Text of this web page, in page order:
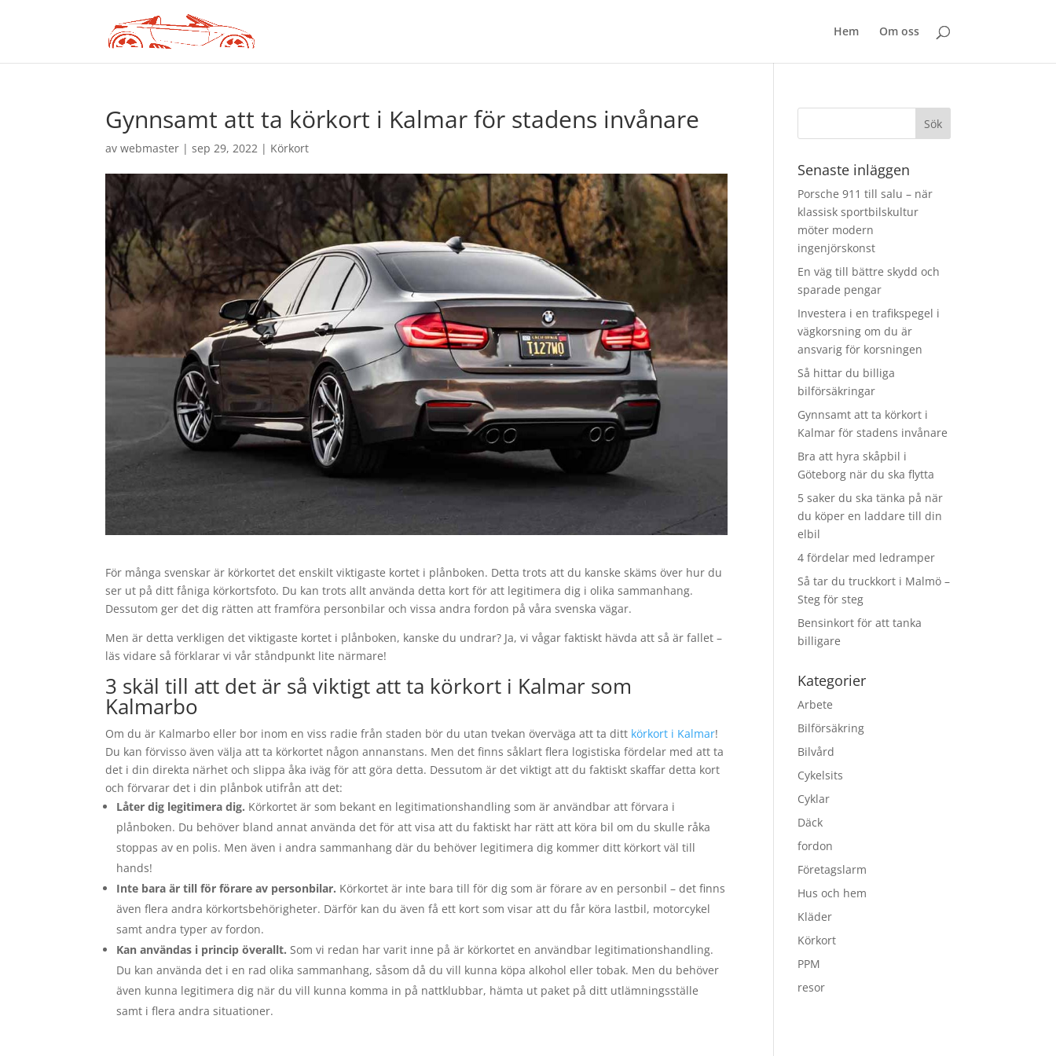
Hem Om oss
Gynnsamt att ta körkort i Kalmar för stadens invånare
avwebmaster |sep 29, 2022 | Körkort
För många svenskar är körkortet det enskilt viktigaste kortet i plånboken. Detta trots att du kanske skäms över hur du
ser ut på ditt fåniga körkortsfoto. Du kan trots allt använda detta kort för att legitimera dig i olika sammanhang.
Dessutom ger det dig rätten att framföra personbilar och vissa andra fordon på våra svenska vägar.
Men är detta verkligen det viktigaste kortet i plånboken, kanske du undrar? Ja, vi vågar faktiskt hävda att så är fallet –
läs vidare så förklarar vi vår ståndpunkt lite närmare!
3 skäl till att det är så viktigt att ta körkort i Kalmar som
Kalmarbo
Om du är Kalmarbo eller bor inom en viss radie från staden bör du utan tvekan överväga att ta ditt körkort i Kalmar!
Du kan förvisso även välja att ta körkortet någon annanstans. Men det finns såklart flera logistiska fördelar med att ta
det i din direkta närhet och slippa åka iväg för att göra detta. Dessutom är det viktigt att du faktiskt skaffar detta kort
och förvarar det i din plånbok utifrån att det:
Låter dig legitimera dig. Körkortet är som bekant en legitimationshandling som är användbar att förvara i
plånboken. Du behöver bland annat använda det för att visa att du faktiskt har rätt att köra bil om du skulle råka
stoppas av en polis. Men även i andra sammanhang där du behöver legitimera dig kommer ditt körkort väl till
hands!
Inte bara är till för förare av personbilar. Körkortet är inte bara till för dig som är förare av en personbil – det finns
även flera andra körkortsbehörigheter. Därför kan du även få ett kort som visar att du får köra lastbil, motorcykel
samt andra typer av fordon.
Kan användas i princip överallt. Som vi redan har varit inne på är körkortet en användbar legitimationshandling.
Du kan använda det i en rad olika sammanhang, såsom då du vill kunna köpa alkohol eller tobak. Men du behöver
även kunna legitimera dig när du vill kunna komma in på nattklubbar, hämta ut paket på ditt utlämningsställe
samt i flera andra situationer.
Senaste inläggen
Porsche 911 till salu – när
klassisk sportbilskultur
möter modern
ingenjörskonst
En väg till bättre skydd och
sparade pengar
Investera i en trafikspegel i
vägkorsning om du är
ansvarig för korsningen
Så hittar du billiga
bilförsäkringar
Gynnsamt att ta körkort i
Kalmar för stadens invånare
Bra att hyra skåpbil i
Göteborg när du ska flytta
5 saker du ska tänka på när
du köper en laddare till din
elbil
4 fördelar med ledramper
Så tar du truckkort i Malmö –
Steg för steg
Bensinkort för att tanka
billigare
Kategorier
Arbete
Bilförsäkring
Bilvård
Cykelsits
Cyklar
Däck
fordon
Företagslarm
Hus och hem
Kläder
Körkort
PPM
resor